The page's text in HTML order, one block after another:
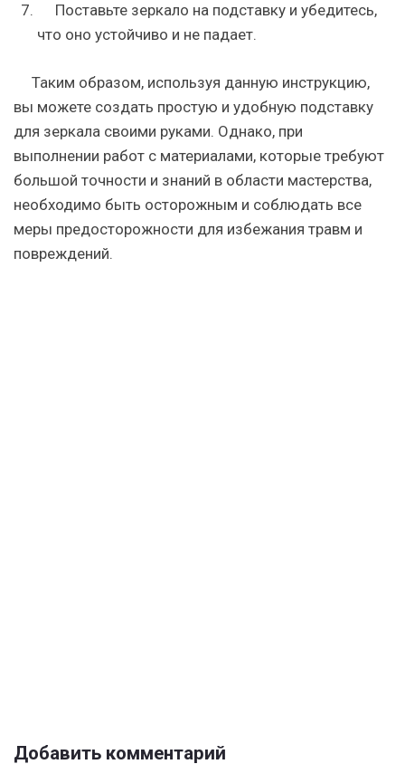
Поставьте зеркало на подставку и убедитесь,
что оно устойчиво и не падает.
Таким образом, используя данную инструкцию,
вы можете создать простую и удобную подставку
для зеркала своими руками. Однако, при
выполнении работ с материалами, которые требуют
большой точности и знаний в области мастерства,
необходимо быть осторожным и соблюдать все
меры предосторожности для избежания травм и
повреждений.
Добавить комментарий